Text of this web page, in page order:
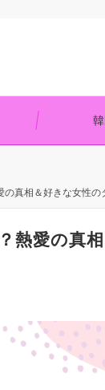
真相＆好きな女性の
熱愛の真